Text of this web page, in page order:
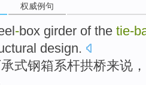
权威例句
-box girder of the tie-
design.
式钢箱系杆拱桥来说